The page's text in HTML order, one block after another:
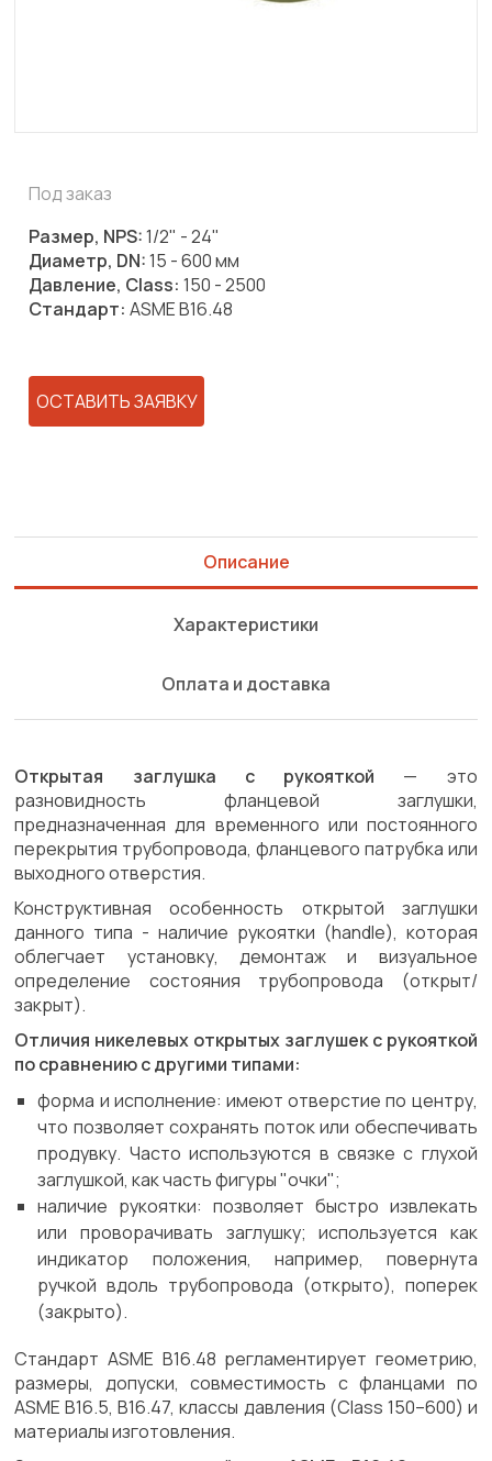
Под заказ
Размер, NPS:1/2" - 24"
Диаметр, DN:15 - 600 мм
Давление, Class: 150 - 2500
Стандарт: ASME B16.48
ОСТАВИТЬ ЗАЯВКУ
Описание
Характеристики
Оплата и доставка
Открытая заглушка с рукояткой — это
разновидность фланцевой заглушки,
предназначенная для временного или постоянного
перекрытия трубопровода, фланцевого патрубка или
выходного отверстия.
Конструктивная особенность открытой заглушки
данного типа - наличие рукоятки (handle), которая
облегчает установку, демонтаж и визуальное
определение состояния трубопровода (открыт/
закрыт).
Отличия никелевых открытых заглушек с рукояткой
по сравнению с другими типами:
форма и исполнение: имеют отверстие по центру,
что позволяет сохранять поток или обеспечивать
продувку. Часто используются в связке с глухой
заглушкой, как часть фигуры "очки";
наличие рукоятки: позволяет быстро извлекать
или проворачивать заглушку; используется как
индикатор положения, например, повернута
ручкой вдоль трубопровода (открыто), поперек
(закрыто).
Стандарт ASME B16.48 регламентирует геометрию,
размеры, допуски, совместимость с фланцами по
ASME B16.5, B16.47, классы давления (Class 150–600) и
материалы изготовления.